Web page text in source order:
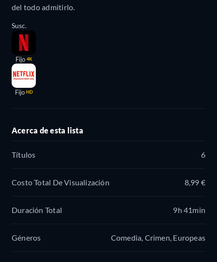
del todo admitirlo.
Susc.
Fijo 4K
Fijo HD
Acerca de esta lista
Títulos 6
Costo Total De Visualización 8,99 €
Duración Total 9h 41min
Géneros Comedia, Crimen, Europeas